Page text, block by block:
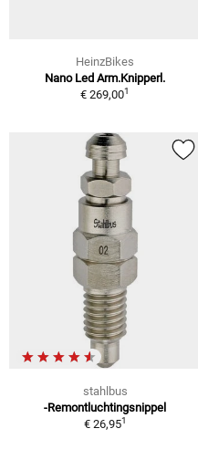
HeinzBikes
Nano Led Arm.Knipperl.
€ 269,001
stahlbus
-Remontluchtingsnippel
€ 26,951